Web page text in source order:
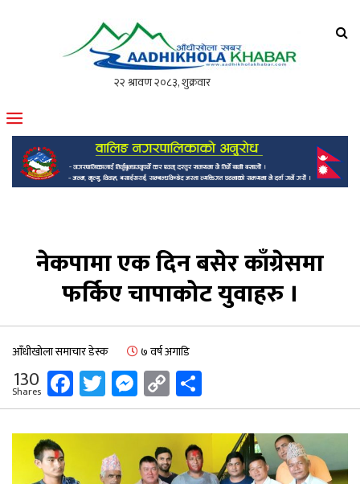
मोफसलकै लोकप्रिय अनलाइन पत्रिका
नेकपामा एक दिन बसेर काँग्रेसमा
फर्किए चापाकोट युवाहरु ।
आँधीखोला समाचार डेस्क ७ वर्ष अगाडि
130
Shares Facebook
Twitter
Messenger
Copy
Link